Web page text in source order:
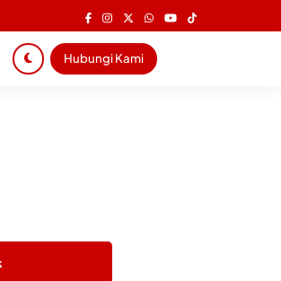
Hubungi Kami